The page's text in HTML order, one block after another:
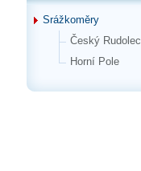
Srážkoměry
Český Rudolec
Horní Pole